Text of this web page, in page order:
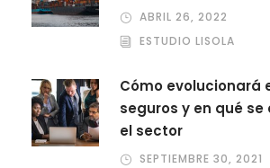
ABRIL 26, 2022
ESTUDIO LISOLA
Cómo evolucionará
seguros y en qué
el sector
SEPTIEMBRE 30, 2021